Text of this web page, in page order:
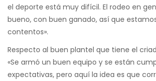
el deporte está muy difícil. El rodeo en
bueno, con buen ganado, así que
contentos».
Respecto al buen plantel que tiene el
«Se armó un buen equipo y se están
expectativas, pero aquí la idea es que